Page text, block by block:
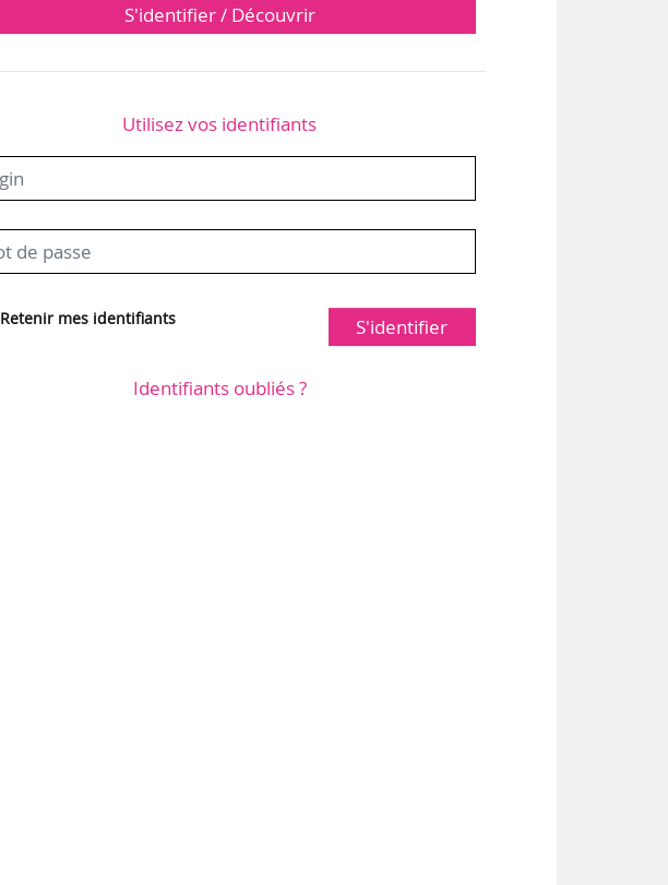
S'identifier / Découvrir
Utilisez vos identifiants
Retenir mes identifiants S'identifier
Identifiants oubliés ?